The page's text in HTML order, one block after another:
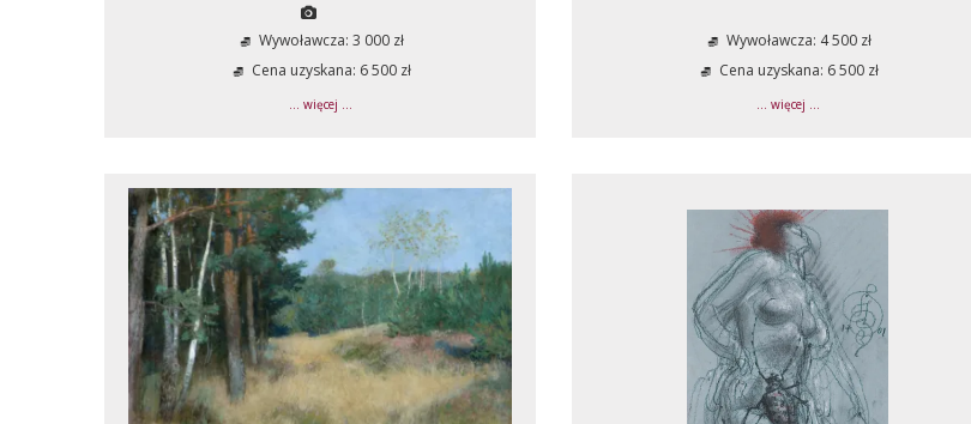
Wywoławcza: 3 000 zł
Cena uzyskana: 6 500 zł
... więcej ...
Wywoławcza: 4 500 zł
Cena uzyskana: 6 500 zł
... więcej ...